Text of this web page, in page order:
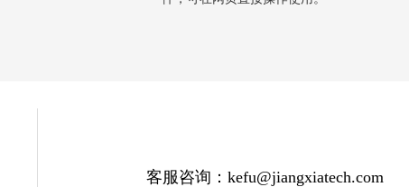
客服咨询：kefu@jiangxiatech.com